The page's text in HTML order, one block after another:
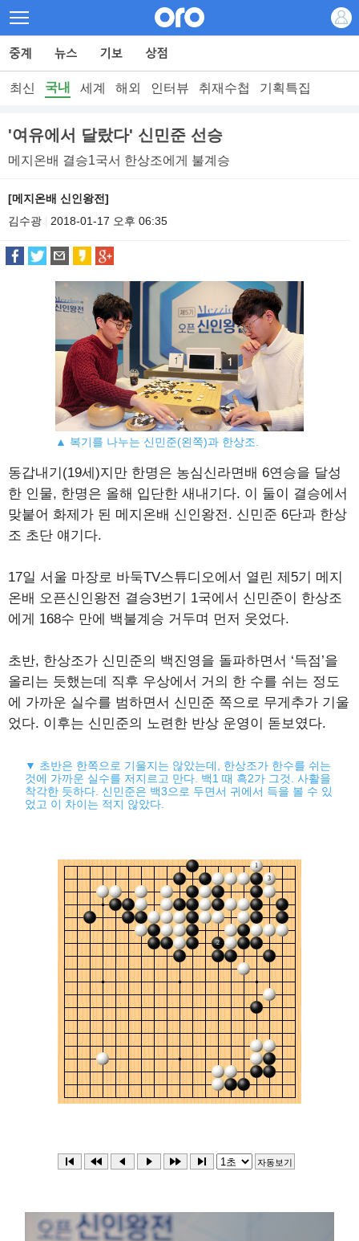
최신 국내 세계 해외 인터뷰 취재수첩 기획특집
'여유에서 달랐다' 신민준 선승
메지온배 결승1국서 한상조에게 불계승
[메지온배 신인왕전]
김수광
2018-01-17 오후 06:35
▲ 복기를 나누는 신민준(왼쪽)과 한상조.
동갑내기(19세)지만 한명은 농심신라면배 6연승을 달성
한 인물, 한명은 올해 입단한 새내기다. 이 둘이 결승에서
맞붙어 화제가 된 메지온배 신인왕전. 신민준 6단과 한상
조 초단 얘기다.
17일 서울 마장로 바둑TV스튜디오에서 열린 제5기 메지
온배 오픈신인왕전 결승3번기 1국에서 신민준이 한상조
에게 168수 만에 백불계승 거두며 먼저 웃었다.
초반, 한상조가 신민준의 백진영을 돌파하면서 ‘득점’을
올리는 듯했는데 직후 우상에서 거의 한 수를 쉬는 정도
에 가까운 실수를 범하면서 신민준 쪽으로 무게추가 기울
었다. 이후는 신민준의 노련한 반상 운영이 돋보였다.
▼ 초반은 한쪽으로 기울지는 않았는데, 한상조가 한수를 쉬는
것에 가까운 실수를 저지르고 만다. 백1 때 흑2가 그것. 사활을
착각한 듯하다. 신민준은 백3으로 두면서 귀에서 득을 볼 수 있
었고 이 차이는 적지 않았다.